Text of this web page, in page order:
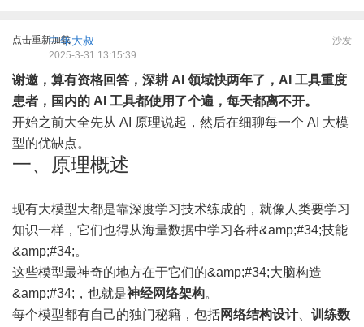
点击重新加载 沙发
中年大叔
2025-3-31 13:15:39
谢邀，算有资格回答，深耕 AI 领域快两年了，AI 工具重度
患者，国内的 AI 工具都使用了个遍，每天都离不开。
开始之前大全先从 AI 原理说起，然后在细聊每一个 AI 大模
型的优缺点。
一、原理概述
现有大模型大都是靠深度学习技术练成的，就像人类要学习
知识一样，它们也得从海量数据中学习各种&amp;#34;技能
&amp;#34;。
这些模型最神奇的地方在于它们的&amp;#34;大脑构造
&amp;#34;，也就是神经网络架构。
每个模型都有自己的独门秘籍，包括网络结构设计、 训练数